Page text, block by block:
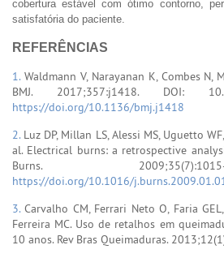
cobertura estável com ótimo contorno,
satisfatória do paciente.
REFERÊNCIAS
1. Waldmann V, Narayanan K, Combes
BMJ. 2017;357:j1418. DOI:
https://doi.org/10.1136/bmj.j1418
2. Luz DP, Millan LS, Alessi MS, Uguetto
al. Electrical burns: a retrospective
Burns.
https://doi.org/10.1016/
3.Carvalho CM, Ferrari Neto O, Faria
Ferreira MC. Uso de retalhos em
10 anos. Rev Bras Queimaduras.